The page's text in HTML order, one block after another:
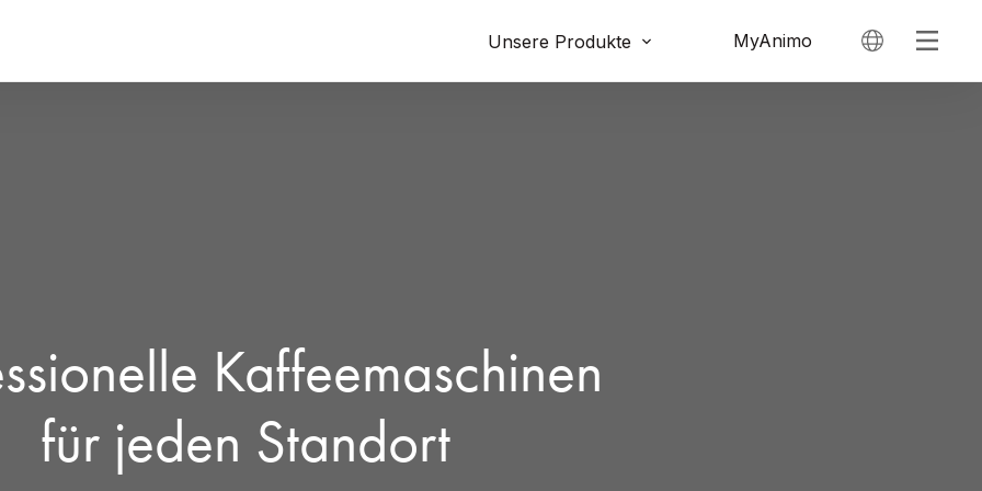
Unsere Produkte MyAnimo
Kaffeemaschinen
für jeden Standort